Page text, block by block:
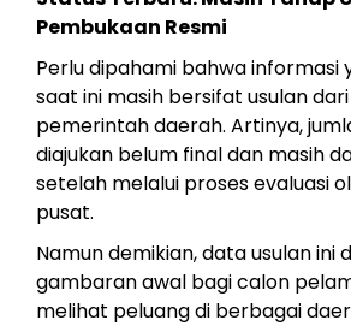
Pembukaan Resmi
Perlu dipahami bahwa informasi
saat ini masih bersifat usulan
pemerintah daerah. Artinya,
diajukan belum final dan masih
setelah melalui proses evaluasi
pusat.
Namun demikian, data usulan ini
gambaran awal bagi calon
melihat peluang di berbagai